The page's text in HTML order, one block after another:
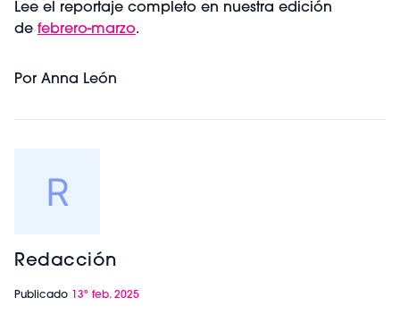
Lee el reportaje completo en nuestra edición
de febrero-marzo.
Por Anna León
Redacción
Publicado 13º feb. 2025